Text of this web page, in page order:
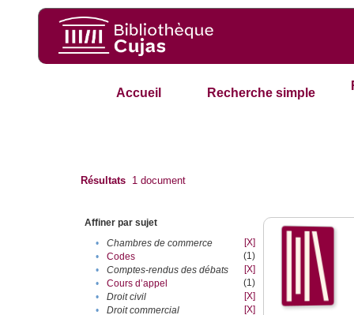
Accueil Recherche simple
Résultats 1 document
Affiner par sujet
•
Chambres de commerce
[X]
•
Codes
(1)
•
Comptes-rendus des débats
[X]
•
Cours d’appel
(1)
•
Droit civil
[X]
•
Droit commercial
[X]